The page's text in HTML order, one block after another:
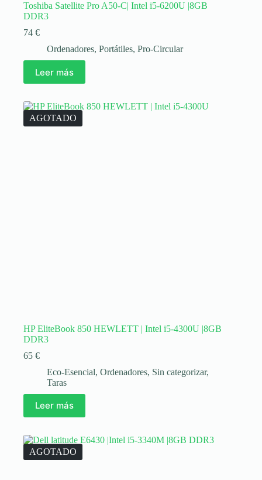
Toshiba Satellite Pro A50-C| Intel i5-6200U |8GB
DDR3
74 €
Ordenadores, Portátiles, Pro-Circular
Leer más
AGOTADO
HP EliteBook 850 HEWLETT | Intel i5-4300U |8GB
DDR3
65 €
Eco-Esencial, Ordenadores, Sin categorizar,
Taras
Leer más
AGOTADO